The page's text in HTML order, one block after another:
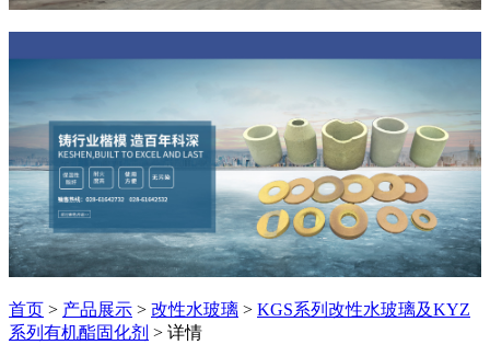
首页 > 产品展示 > 改性水玻璃 > KGS系列改性水玻璃及KYZ
系列有机酯固化剂 > 详情